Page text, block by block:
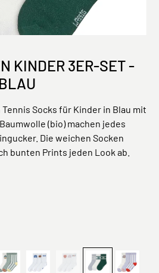
KINDER 3ER-SET -
Socks für Kinder in Blau mit
(bio) machen jedes
Die weichen Socken
bunten Prints jeden Look ab.
ist zurzeit nicht verfügbar.)
Bio Baumwolle, Ente
Run Smile Weiß
(Diese Option ist
Blau